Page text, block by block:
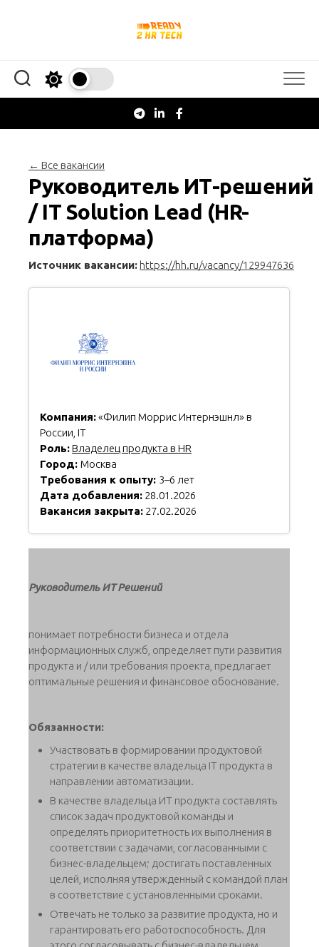
← Все вакансии
Руководитель ИТ-решений
/ IT Solution Lead (HR-
платформа)
Источник вакансии: https://hh.ru/vacancy/129947636
Компания:«Филип Моррис Интернэшнл» в
России, IT
Роль:Владелец продукта в HR
Город: Москва
Требования к опыту: 3–6 лет
Дата добавления: 28.01.2026
Вакансия закрыта: 27.02.2026
Руководитель ИТ Решений
понимает потребности бизнеса и отдела
информационных служб, определяет пути развития
продукта и / или требования проекта, предлагает
оптимальные решения и финансовое обоснование.
Обязанности:
Участвовать в формировании продуктовой
стратегии в качестве владельца IT продукта в
направлении автоматизации.
В качестве владельца ИТ продукта составлять
список задач продуктовой команды и
определять приоритетность их выполнения в
соответствии с задачами, согласованными с
бизнес-владельцем; достигать поставленных
целей, исполняя утвержденный с командой план
в соответствие с установленными сроками.
Отвечать не только за развитие продукта, но и
гарантировать его работоспособность. Для